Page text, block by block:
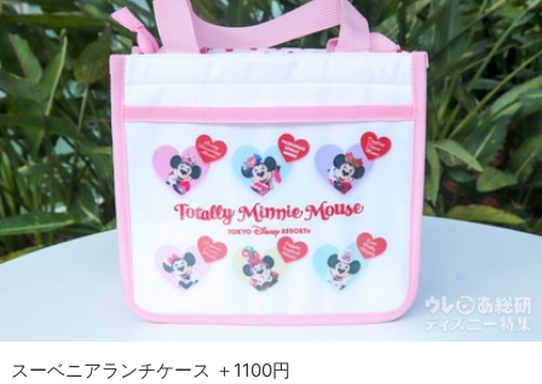
スーベニアランチケース ＋1100円